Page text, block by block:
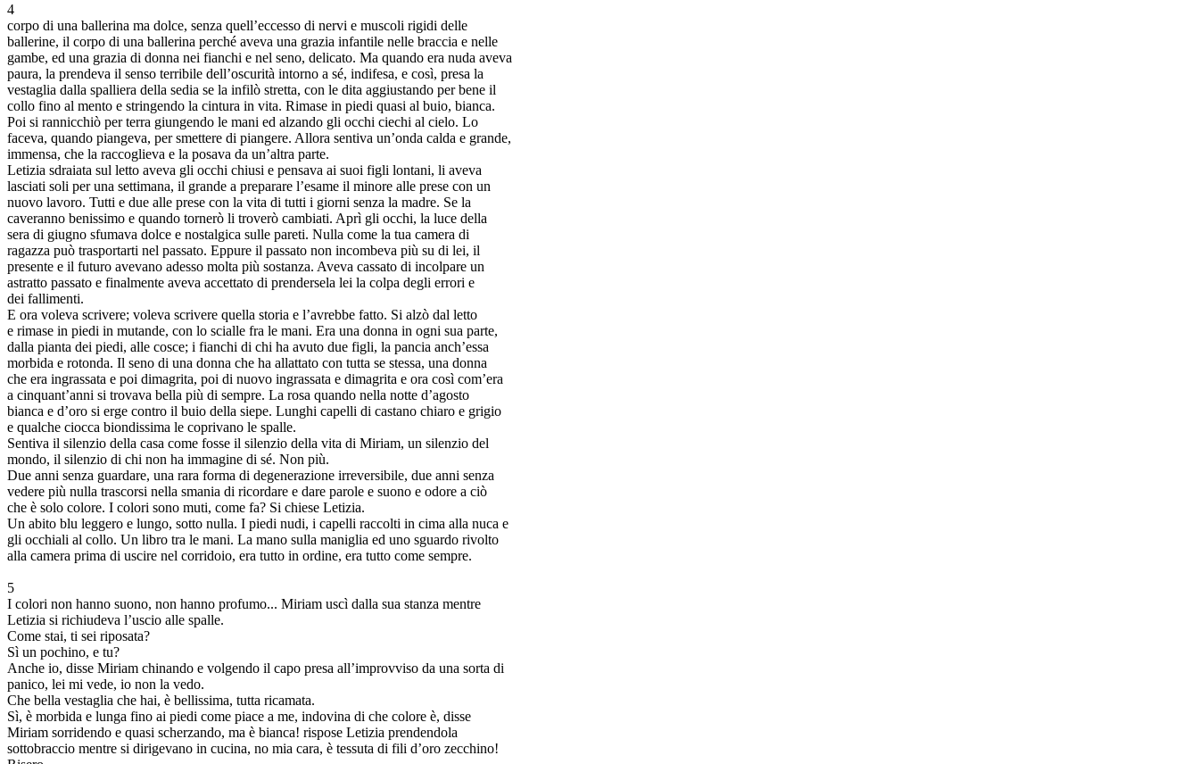
4
corpo di una ballerina ma dolce, senza quell’eccesso di nervi e muscoli rigidi delle
ballerine, il corpo di una ballerina perché aveva una grazia infantile nelle braccia e nelle
gambe, ed una grazia di donna nei fianchi e nel seno, delicato. Ma quando era nuda aveva
paura, la prendeva il senso terribile dell’oscurità intorno a sé, indifesa, e così, presa la
vestaglia dalla spalliera della sedia se la infilò stretta, con le dita aggiustando per bene il
collo fino al mento e stringendo la cintura in vita. Rimase in piedi quasi al buio, bianca.
Poi si rannicchiò per terra giungendo le mani ed alzando gli occhi ciechi al cielo. Lo
faceva, quando piangeva, per smettere di piangere. Allora sentiva un’onda calda e grande,
immensa, che la raccoglieva e la posava da un’altra parte.
Letizia sdraiata sul letto aveva gli occhi chiusi e pensava ai suoi figli lontani, li aveva
lasciati soli per una settimana, il grande a preparare l’esame il minore alle prese con un
nuovo lavoro. Tutti e due alle prese con la vita di tutti i giorni senza la madre. Se la
caveranno benissimo e quando tornerò li troverò cambiati. Aprì gli occhi, la luce della
sera di giugno sfumava dolce e nostalgica sulle pareti. Nulla come la tua camera di
ragazza può trasportarti nel passato. Eppure il passato non incombeva più su di lei, il
presente e il futuro avevano adesso molta più sostanza. Aveva cassato di incolpare un
astratto passato e finalmente aveva accettato di prendersela lei la colpa degli errori e
dei fallimenti.
E ora voleva scrivere; voleva scrivere quella storia e l’avrebbe fatto. Si alzò dal letto
e rimase in piedi in mutande, con lo scialle fra le mani. Era una donna in ogni sua parte,
dalla pianta dei piedi, alle cosce; i fianchi di chi ha avuto due figli, la pancia anch’essa
morbida e rotonda. Il seno di una donna che ha allattato con tutta se stessa, una donna
che era ingrassata e poi dimagrita, poi di nuovo ingrassata e dimagrita e ora così com’era
a cinquant’anni si trovava bella più di sempre. La rosa quando nella notte d’agosto
bianca e d’oro si erge contro il buio della siepe. Lunghi capelli di castano chiaro e grigio
e qualche ciocca biondissima le coprivano le spalle.
Sentiva il silenzio della casa come fosse il silenzio della vita di Miriam, un silenzio del
mondo, il silenzio di chi non ha immagine di sé. Non più.
Due anni senza guardare, una rara forma di degenerazione irreversibile, due anni senza
vedere più nulla trascorsi nella smania di ricordare e dare parole e suono e odore a ciò
che è solo colore. I colori sono muti, come fa? Si chiese Letizia.
Un abito blu leggero e lungo, sotto nulla. I piedi nudi, i capelli raccolti in cima alla nuca e
gli occhiali al collo. Un libro tra le mani. La mano sulla maniglia ed uno sguardo rivolto
alla camera prima di uscire nel corridoio, era tutto in ordine, era tutto come sempre.
5
I colori non hanno suono, non hanno profumo... Miriam uscì dalla sua stanza mentre
Letizia si richiudeva l’uscio alle spalle.
Come stai, ti sei riposata?
Sì un pochino, e tu?
Anche io, disse Miriam chinando e volgendo il capo presa all’improvviso da una sorta di
panico, lei mi vede, io non la vedo.
Che bella vestaglia che hai, è bellissima, tutta ricamata.
Sì, è morbida e lunga fino ai piedi come piace a me, indovina di che colore è, disse
Miriam sorridendo e quasi scherzando, ma è bianca! rispose Letizia prendendola
sottobraccio mentre si dirigevano in cucina, no mia cara, è tessuta di fili d’oro zecchino!